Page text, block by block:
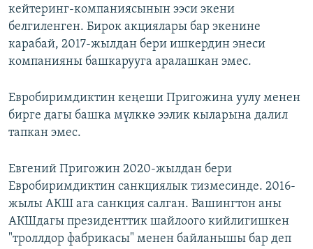
кейтеринг-компаниясынын ээси экени
белгиленген. Бирок акциялары бар экенине
карабай, 2017-жылдан бери ишкердин энеси
компанияны башкарууга аралашкан эмес.
Евробиримдиктин кеңеши Пригожина уулу менен
бирге дагы башка мүлккө ээлик кыларына далил
тапкан эмес.
Евгений Пригожин 2020-жылдан бери
Евробиримдиктин санкциялык тизмесинде. 2016-
жылы АКШ ага санкция салган. Вашингтон аны
АКШдагы президенттик шайлоого кийлигишкен
"троллдор фабрикасы" менен байланышы бар деп